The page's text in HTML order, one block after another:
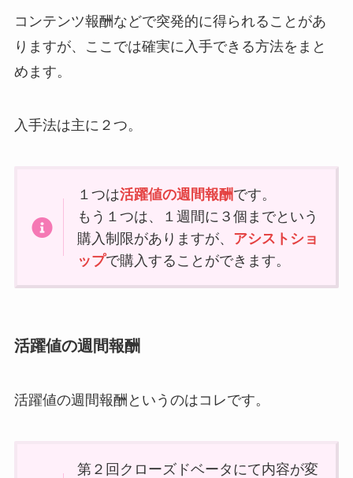
コンテンツ報酬などで突発的に得られることがあ
りますが、ここでは確実に入手できる方法をまと
めます。
入手法は主に２つ。
１つは活躍値の週間報酬です。
もう１つは、１週間に３個までという
購入制限がありますが、 アシストショ
ップで購入することができます。
活躍値の週間報酬
活躍値の週間報酬というのはコレです。
第２回クローズドベータにて内容が変